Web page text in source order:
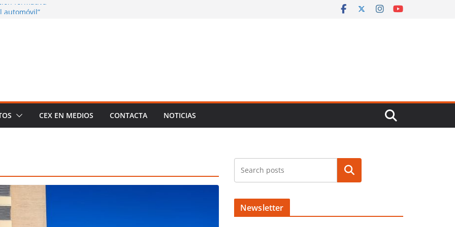
formativa
en la
la innovación en la
tecnológica con
PRE-ITV y
avanzada de
CEX EN MEDIOS CONTACTA NOTICIAS
Buscar
Newsletter